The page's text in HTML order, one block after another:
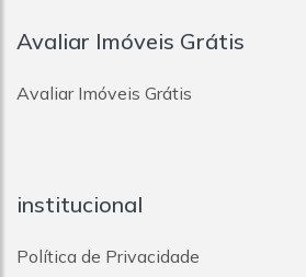
Avaliar Imóveis Grátis
Avaliar Imóveis Grátis
institucional
Política de Privacidade